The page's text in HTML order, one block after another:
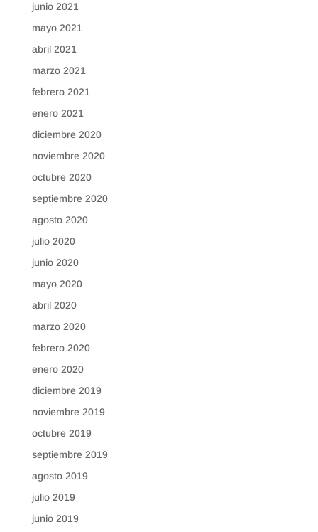
junio 2021
mayo 2021
abril 2021
marzo 2021
febrero 2021
enero 2021
diciembre 2020
noviembre 2020
octubre 2020
septiembre 2020
agosto 2020
julio 2020
junio 2020
mayo 2020
abril 2020
marzo 2020
febrero 2020
enero 2020
diciembre 2019
noviembre 2019
octubre 2019
septiembre 2019
agosto 2019
julio 2019
junio 2019